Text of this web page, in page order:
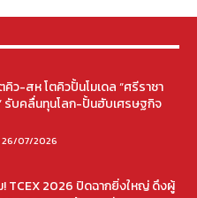
คิว-สห โตคิวปั้นโมเดล “ศรีราชา
รับคลื่นทุนโลก-ปั้นฮับเศรษฐกิจ
26/07/2026
TCEX 2026 ปิดฉากยิ่งใหญ่ ดึงผู้